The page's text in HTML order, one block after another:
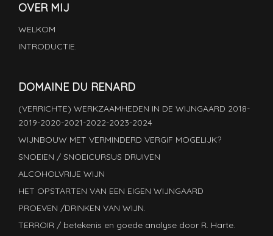
OVER MIJ
WELKOM
INTRODUCTIE.
DOMAINE DU RENARD
(VERRICHTE) WERKZAAMHEDEN IN DE WIJNGAARD 2018-
2019-2020-2021-2022-2023-2024
WIJNBOUW MET VERMINDERD VERGIF MOGELIJK?
SNOEIEN / SNOEICURSUS DRUIVEN
ALCOHOLVRIJE WIJN
HET OPSTARTEN VAN EEN EIGEN WIJNGAARD
PROEVEN /DRINKEN VAN WIJN.
TERROIR / betekenis en goede analyse door R. Harte.